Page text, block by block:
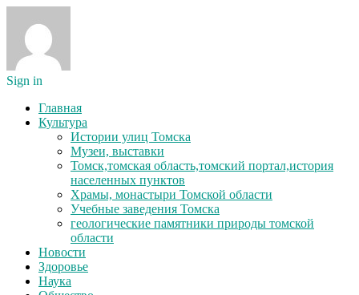
Sign in
Главная
Культура
Истории улиц Томска
Музеи, выставки
Томск,томская область,томский портал,история
населенных пунктов
Храмы, монастыри Томской области
Учебные заведения Томска
геологические памятники природы томской
области
Новости
Здоровье
Наука